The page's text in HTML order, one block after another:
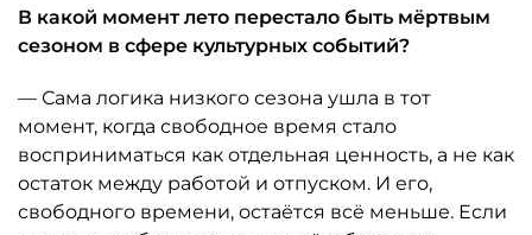
В какой момент лето перестало быть мёртвым
сезоном в сфере культурных событий?
— Сама логика низкого сезона ушла в тот
момент, когда свободное время стало
восприниматься как отдельная ценность, а не как
остаток между работой и отпуском. И его,
свободного времени, остаётся всё меньше. Если